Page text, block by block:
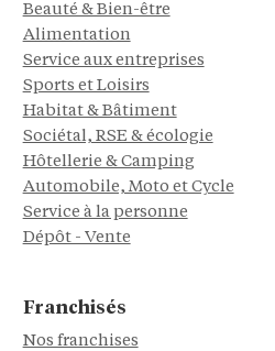
Beauté & Bien-être
Alimentation
Service aux entreprises
Sports et Loisirs
Habitat & Bâtiment
Sociétal, RSE & écologie
Hôtellerie & Camping
Automobile, Moto et Cycle
Service à la personne
Dépôt - Vente
Franchisés
Nos franchises